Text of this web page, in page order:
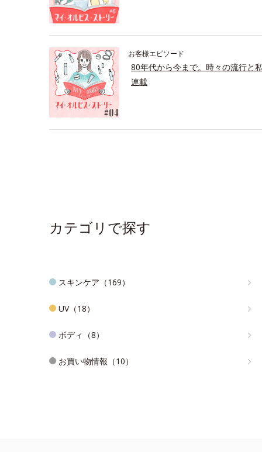
お客様エピソード
80年代から今まで。時々の流行と
連載
カテゴリで探す
スキンケア（169）
UV（18）
ボディ（8）
お買い物情報（10）